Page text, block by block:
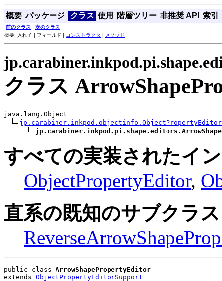
概要 パッケージ クラス 使用 階層ツリー 非推奨 API 索引
前のクラス
次のクラス
概要: 入れ子 | フィールド | コンストラクタ | メソッド
クラス
java.lang.Object
すべての実装されたイ
ObjectPropertyEditor,
直系の既知のサブクラ
public class ArrowShapePropertyEditor
extends ObjectPropertyEditorSupport